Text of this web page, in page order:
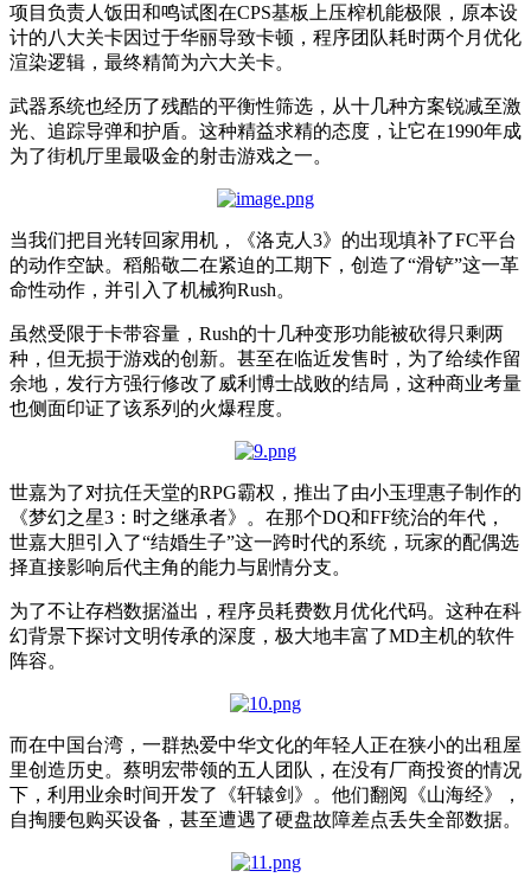
项目负责人饭田和鸣试图在CPS基板上压榨机能极限，原本设
计的八大关卡因过于华丽导致卡顿，程序团队耗时两个月优化
渲染逻辑，最终精简为六大关卡。
武器系统也经历了残酷的平衡性筛选，从十几种方案锐减至激
光、追踪导弹和护盾。这种精益求精的态度，让它在1990年成
为了街机厅里最吸金的射击游戏之一。
当我们把目光转回家用机，《洛克人3》的出现填补了FC平台
的动作空缺。稻船敬二在紧迫的工期下，创造了“滑铲”这一革
命性动作，并引入了机械狗Rush。
虽然受限于卡带容量，Rush的十几种变形功能被砍得只剩两
种，但无损于游戏的创新。甚至在临近发售时，为了给续作留
余地，发行方强行修改了威利博士战败的结局，这种商业考量
也侧面印证了该系列的火爆程度。
世嘉为了对抗任天堂的RPG霸权，推出了由小玉理惠子制作的
《梦幻之星3：时之继承者》。在那个DQ和FF统治的年代，
世嘉大胆引入了“结婚生子”这一跨时代的系统，玩家的配偶选
择直接影响后代主角的能力与剧情分支。
为了不让存档数据溢出，程序员耗费数月优化代码。这种在科
幻背景下探讨文明传承的深度，极大地丰富了MD主机的软件
阵容。
而在中国台湾，一群热爱中华文化的年轻人正在狭小的出租屋
里创造历史。蔡明宏带领的五人团队，在没有厂商投资的情况
下，利用业余时间开发了《轩辕剑》。他们翻阅《山海经》，
自掏腰包购买设备，甚至遭遇了硬盘故障差点丢失全部数据。